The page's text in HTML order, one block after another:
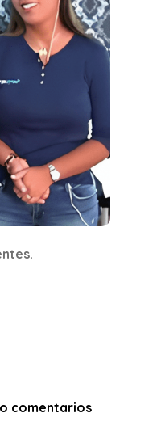
comentarios